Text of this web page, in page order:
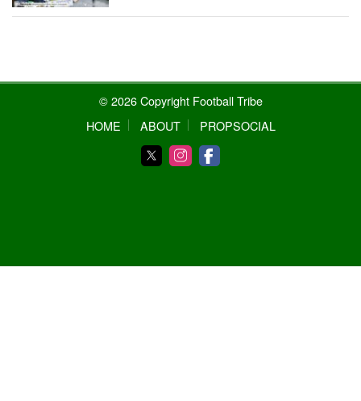
© 2026 Copyright Football Tribe
HOME
ABOUT PROPSOCIAL